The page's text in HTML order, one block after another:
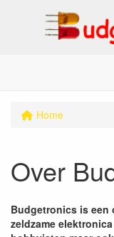
Home
Over
Budgetronics is een
zeldzame